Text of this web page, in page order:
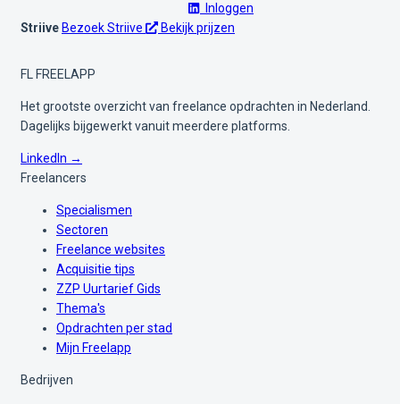
Inloggen
Striive Bezoek Striive Bekijk prijzen
FL FREELAPP
Het grootste overzicht van freelance opdrachten in Nederland.
Dagelijks bijgewerkt vanuit meerdere platforms.
LinkedIn →
Freelancers
Specialismen
Sectoren
Freelance websites
Acquisitie tips
ZZP Uurtarief Gids
Thema's
Opdrachten per stad
Mijn Freelapp
Bedrijven